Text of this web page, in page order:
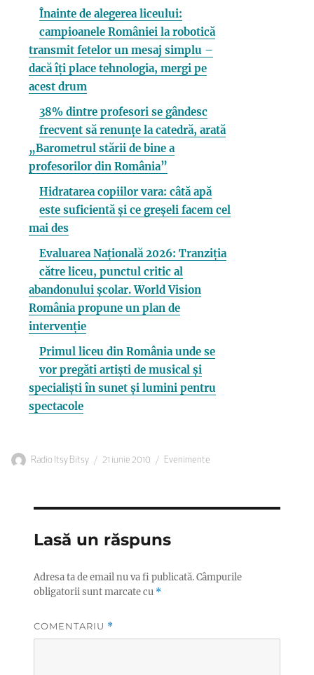
Înainte de alegerea liceului:
campioanele României la robotică
transmit fetelor un mesaj simplu –
dacă îți place tehnologia, mergi pe
acest drum
38% dintre profesori se gândesc
frecvent să renunțe la catedră, arată
„Barometrul stării de bine a
profesorilor din România”
Hidratarea copiilor vara: câtă apă
este suficientă și ce greșeli facem cel
mai des
Evaluarea Națională 2026: Tranziția
către liceu, punctul critic al
abandonului școlar. World Vision
România propune un plan de
intervenție
Primul liceu din România unde se
vor pregăti artiști de musical și
specialiști în sunet și lumini pentru
spectacole
Autor
Radio Itsy Bitsy
Publicat
21 iunie 2010 Categorii
Evenimente
Lasă un răspuns
Adresa ta de email nu va fi publicată.Câmpurile
obligatorii sunt marcate cu *
COMENTARIU *